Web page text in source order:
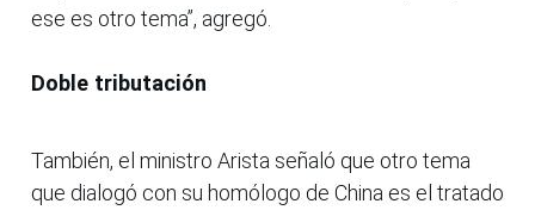
ese es otro tema”, agregó.
Doble tributación
También, el ministro Arista señaló que otro tema
que dialogó con su homólogo de China es el tratado